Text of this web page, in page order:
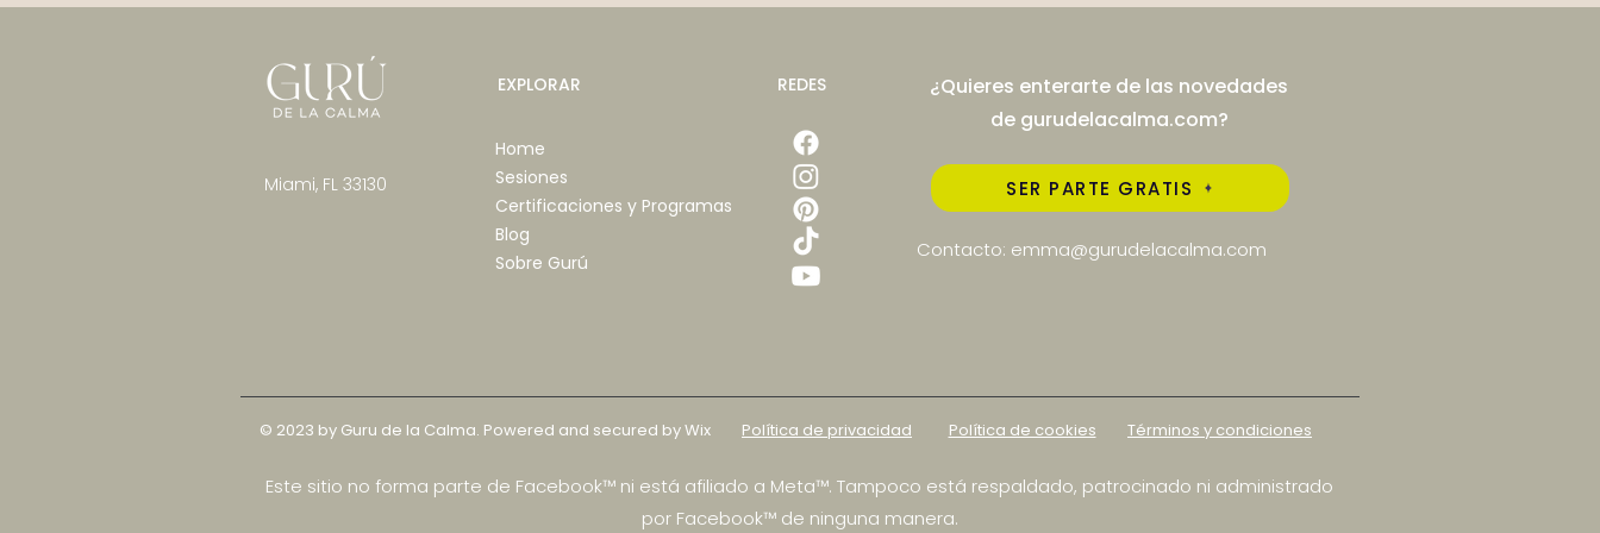
3 rituales con Reiki nivel 1
Beneficios de la terapia
¿Cuál es el propósito de
una lectura de oráculo?
Miami, FL 33130
EXPLORAR
Home
Sesiones
Certificaciones y Programas
Blog
Sobre Gurú
REDES
¿Quieres enterarte de las novedades
de gurudelacalma.com?
SER PARTE GRATIS
Contacto: emma@gurudelacalma.com
© 2023 by Guru de la Calma. Powered and secured by Wix Política de cookies
Política de privacidad Términos y condiciones
Este sitio no forma parte de Facebook™ ni está afiliado a Meta™. Tampoco está respaldado, patrocinado ni administrado
por Facebook™ de ninguna manera.